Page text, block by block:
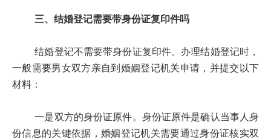
三、结婚登记需要带身份证复印件吗
结婚登记不需要带身份证复印件。办理结婚登记时，
一般需要男女双方亲自到婚姻登记机关申请，并提交以下
材料：
一是双方的身份证原件。身份证原件是确认当事人身
份信息的关键依据，婚姻登记机关需要通过身份证核实双